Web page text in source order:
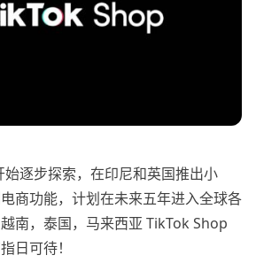
逐步探索，在印尼和英国推出小
商功能，计划在未来五年进入全球各
南，泰国，马来西亚 TikTok Shop
日可待！